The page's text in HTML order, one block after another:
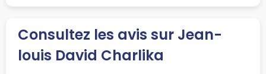
Consultez les avis sur Jean-
louis David Charlika